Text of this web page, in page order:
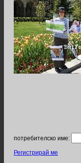
потребителско име:
Регистрирай ме